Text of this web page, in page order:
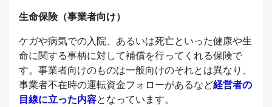
生命保険（事業者向け）
ケガや病気での入院、あるいは死亡といった健康や生
命に関する事柄に対して補償を行ってくれる保険で
す。事業者向けのものは一般向けのそれとは異なり、
事業者不在時の運転資金フォローがあるなど経営者の
目線に立った内容となっています。